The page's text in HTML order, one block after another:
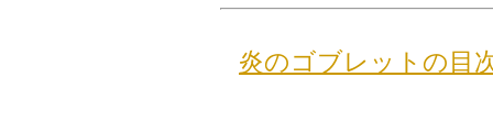
炎のゴブレットの目